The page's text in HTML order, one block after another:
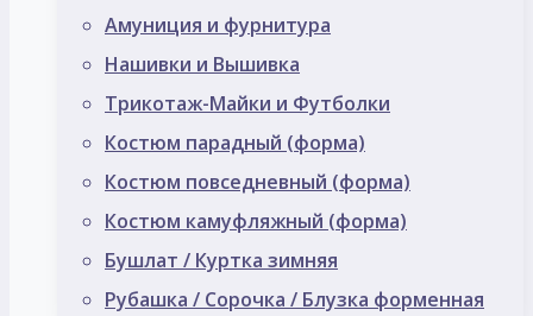
Амуниция и фурнитура
Нашивки и Вышивка
Трикотаж-Майки и Футболки
Костюм парадный (форма)
Костюм повседневный (форма)
Костюм камуфляжный (форма)
Бушлат / Куртка зимняя
Рубашка / Сорочка / Блузка форменная